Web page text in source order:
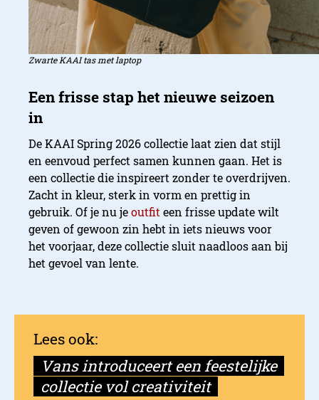
De Mini Horizon: klein,
Zwarte KAAI tas met laptop
De KAAI Spring 2026 collectie laat zien dat stijl
en eenvoud perfect samen kunnen gaan. Het is
een collectie die inspireert zonder te overdrijven.
Zacht in kleur, sterk in vorm en prettig in
gebruik. Of je nu jeoutfit een frisse update wilt
geven of gewoon zin hebt in iets nieuws voor
het voorjaar, deze collectie sluit naadloos aan bij
het gevoel van lente.
Vans introduceert een feestelijke
collectie vol creativiteit